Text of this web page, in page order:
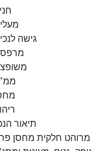
גישה
תיאור
במיקום מבוקש במיוחד 126 מר בארנונה 3 מרפסות מרוהט חלקית